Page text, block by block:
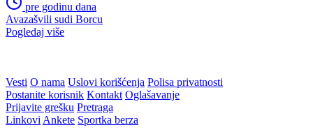
pre godinu dana
Avazašvili sudi Borcu
Pogledaj više
Otkriveno ko je bio
Georginina prva ljubav:
Njihova priča ponovo postala
Drama na Grbavici: